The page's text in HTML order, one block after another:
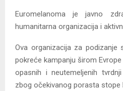
Euromelanoma je javno
humanitarna organizacija i
Ova organizacija za podizanje
pokreće kampanju širom
opasnih i neutemeljenih
zbog očekivanog porasta stope